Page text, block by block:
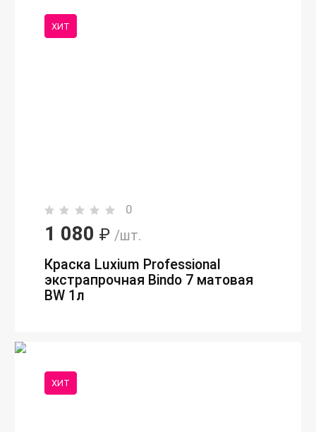
ХИТ
0
1 080 ₽ /шт.
Краска Luxium Professional
экстрапрочная Bindo 7 матовая
BW 1л
ХИТ